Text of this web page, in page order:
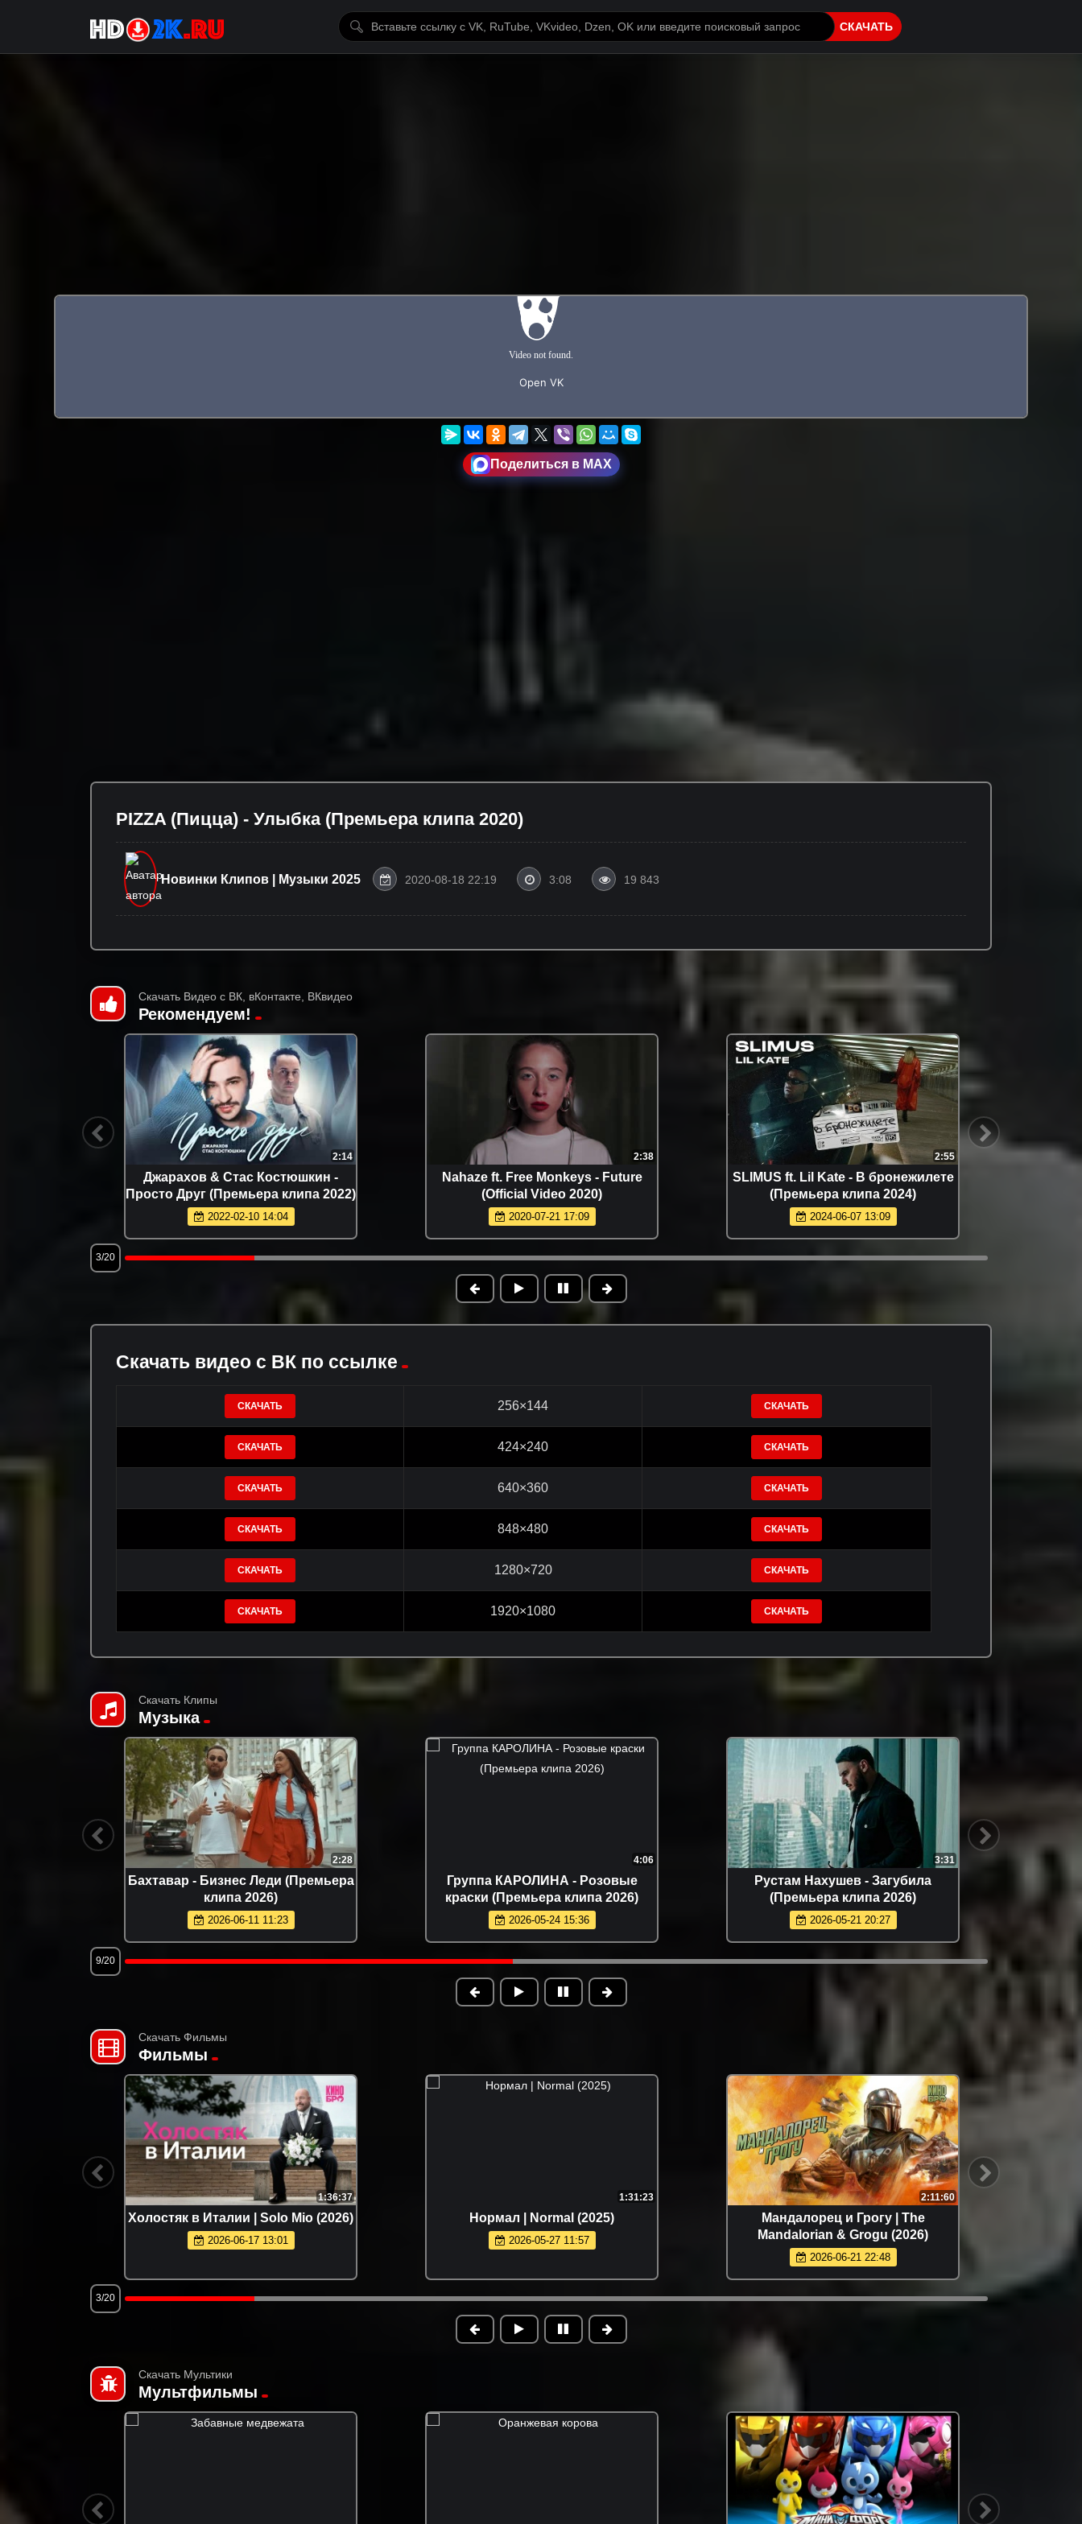
СКАЧАТЬ
Поделиться в MAX
PIZZA (Пицца) - Улыбка (Премьера клипа 2020)
Новинки Клипов | Музыки 2025 2020-08-18 22:19 3:08 19 843
Скачать Видео с ВК, вКонтакте, ВКвидео
Рекомендуем!
2:14
Джарахов & Стас Костюшкин -
Просто Друг (Премьера клипа 2022)
2022-02-10 14:04
2:38
Nahaze ft. Free Monkeys - Future
(Official Video 2020)
2020-07-21 17:09
2:55
SLIMUS ft. Lil Kate - В бронежилете
(Премьера клипа 2024)
2024-06-07 13:09
3/20
Скачать видео с ВК по ссылке
СКАЧАТЬ 256×144 СКАЧАТЬ
СКАЧАТЬ 424×240 СКАЧАТЬ
СКАЧАТЬ 640×360 СКАЧАТЬ
СКАЧАТЬ 848×480 СКАЧАТЬ
СКАЧАТЬ 1280×720 СКАЧАТЬ
СКАЧАТЬ 1920×1080 СКАЧАТЬ
Скачать Клипы
Музыка
2:28
Бахтавар - Бизнес Леди (Премьера
клипа 2026)
2026-06-11 11:23
4:06
Группа КАРОЛИНА - Розовые
краски (Премьера клипа 2026)
2026-05-24 15:36
3:31
Рустам Нахушев - Загубила
(Премьера клипа 2026)
2026-05-21 20:27
9/20
Скачать Фильмы
Фильмы
1:36:37
Холостяк в Италии | Solo Mio (2026)
2026-06-17 13:01
1:31:23
Нормал | Normal (2025)
2026-05-27 11:57
2:11:60
Мандалорец и Грогу | The
Mandalorian & Grogu (2026)
2026-06-21 22:48
3/20
Скачать Мультики
Мультфильмы